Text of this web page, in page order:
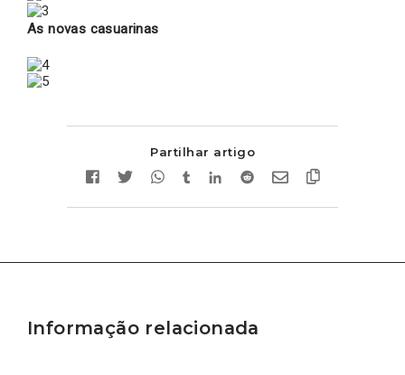
As novas casuarinas
Partilhar artigo
Informação relacionada